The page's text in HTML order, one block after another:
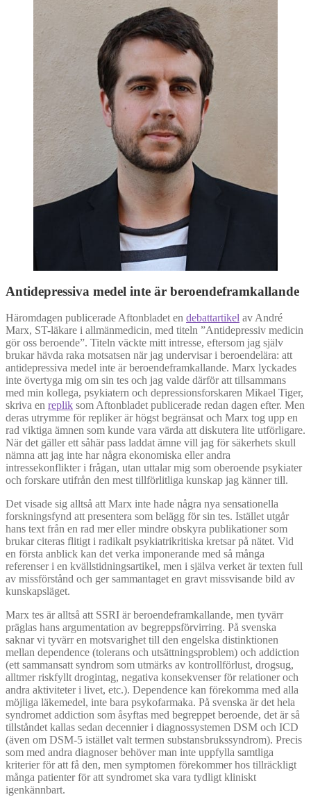
Antidepressiva medel inte är beroendeframkallande
Häromdagen publicerade Aftonbladet en debattartikel av André
Marx, ST-läkare i allmänmedicin, med titeln ”Antidepressiv medicin
gör oss beroende”. Titeln väckte mitt intresse, eftersom jag själv
brukar hävda raka motsatsen när jag undervisar i beroendelära: att
antidepressiva medel inte är beroendeframkallande. Marx lyckades
inte övertyga mig om sin tes och jag valde därför att tillsammans
med min kollega, psykiatern och depressionsforskaren Mikael Tiger,
skriva en replik som Aftonbladet publicerade redan dagen efter. Men
deras utrymme för repliker är högst begränsat och Marx tog upp en
rad viktiga ämnen som kunde vara värda att diskutera lite utförligare.
När det gäller ett såhär pass laddat ämne vill jag för säkerhets skull
nämna att jag inte har några ekonomiska eller andra
intressekonflikter i frågan, utan uttalar mig som oberoende psykiater
och forskare utifrån den mest tillförlitliga kunskap jag känner till.
Det visade sig alltså att Marx inte hade några nya sensationella
forskningsfynd att presentera som belägg för sin tes. Istället utgår
hans text från en rad mer eller mindre obskyra publikationer som
brukar citeras flitigt i radikalt psykiatrikritiska kretsar på nätet. Vid
en första anblick kan det verka imponerande med så många
referenser i en kvällstidningsartikel, men i själva verket är texten full
av missförstånd och ger sammantaget en gravt missvisande bild av
kunskapsläget.
Marx tes är alltså att SSRI är beroendeframkallande, men tyvärr
präglas hans argumentation av begreppsförvirring. På svenska
saknar vi tyvärr en motsvarighet till den engelska distinktionen
mellan dependence (tolerans och utsättningsproblem) och addiction
(ett sammansatt syndrom som utmärks av kontrollförlust, drogsug,
alltmer riskfyllt drogintag, negativa konsekvenser för relationer och
andra aktiviteter i livet, etc.). Dependence kan förekomma med alla
möjliga läkemedel, inte bara psykofarmaka. På svenska är det hela
syndromet addiction som åsyftas med begreppet beroende, det är så
tillståndet kallas sedan decennier i diagnossystemen DSM och ICD
(även om DSM-5 istället valt termen substansbrukssyndrom). Precis
som med andra diagnoser behöver man inte uppfylla samtliga
kriterier för att få den, men symptomen förekommer hos tillräckligt
många patienter för att syndromet ska vara tydligt kliniskt
igenkännbart.